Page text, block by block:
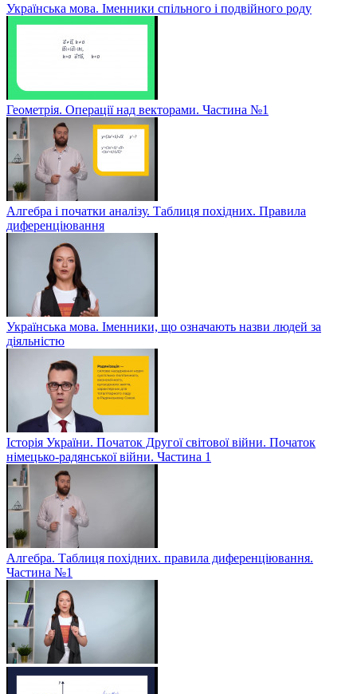
Українська мова. Іменники спільного і подвійного роду
Геометрія. Операції над векторами. Частина №1
Алгебра і початки аналізу. Таблиця похідних. Правила
диференціювання
Українська мова. Іменники, що означають назви людей за
діяльністю
Історія України. Початок Другої світової війни. Початок
німецько-радянської війни. Частина 1
Алгебра. Таблиця похідних. правила диференціювання.
Частина №1